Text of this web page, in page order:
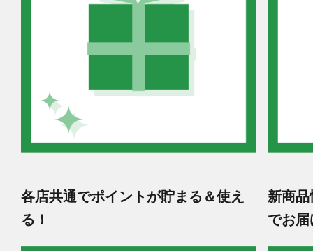
各店共通でポイントが貯まる＆使え
る！
新商
でお届